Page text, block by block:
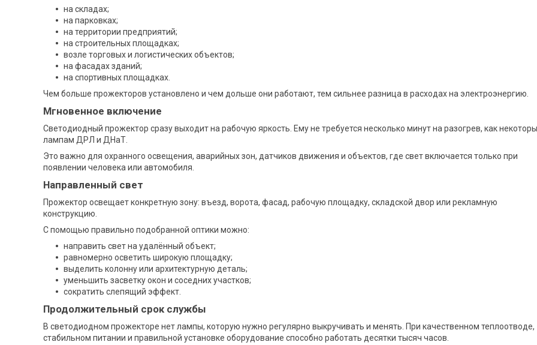
на складах;
на парковках;
на территории предприятий;
на строительных площадках;
возле торговых и логистических объектов;
на фасадах зданий;
на спортивных площадках.
Чем больше прожекторов установлено и чем дольше они работают, тем сильнее разница в расходах на электроэнергию.
Мгновенное включение
Светодиодный прожектор сразу выходит на рабочую яркость. Ему не требуется несколько минут на разогрев, как
лампам ДРЛ и ДНаТ.
Это важно для охранного освещения, аварийных зон, датчиков движения и объектов, где свет включается только при
появлении человека или автомобиля.
Направленный свет
Прожектор освещает конкретную зону: въезд, ворота, фасад, рабочую площадку, складской двор или рекламную
конструкцию.
С помощью правильно подобранной оптики можно:
направить свет на удалённый объект;
равномерно осветить широкую площадку;
выделить колонну или архитектурную деталь;
уменьшить засветку окон и соседних участков;
сократить слепящий эффект.
Продолжительный срок службы
В светодиодном прожекторе нет лампы, которую нужно регулярно выкручивать и менять. При качественном теплоотводе,
стабильном питании и правильной установке оборудование способно работать десятки тысяч часов.